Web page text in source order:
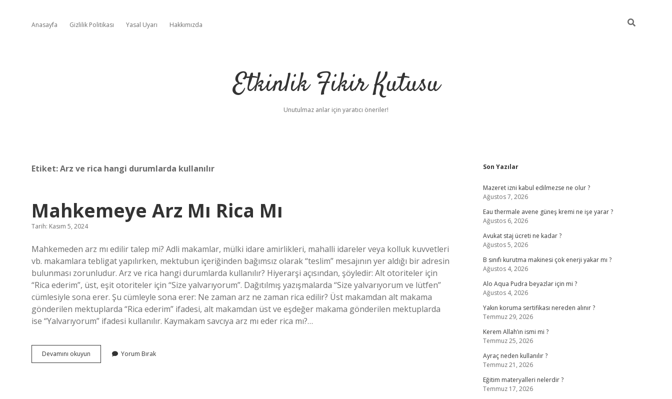
Anasayfa Gizlilik Politikası Yasal Uyarı Hakkımızda
Etkinlik Fikir Kutusu
Unutulmaz anlar için yaratıcı öneriler!
Etiket:Arz ve rica hangi durumlarda kullanılır
Mahkemeye Arz Mı Rica Mı
Tarih: Kasım 5, 2024
Mahkemeden arz mı edilir talep mi? Adli makamlar, mülki idare amirlikleri, mahalli idareler veya kolluk kuvvetleri
vb. makamlara tebligat yapılırken, mektubun içeriğinden bağımsız olarak “teslim” mesajının yer aldığı bir adresin
bulunması zorunludur. Arz ve rica hangi durumlarda kullanılır? Hiyerarşi açısından, şöyledir: Alt otoriteler için
“Rica ederim”, üst, eşit otoriteler için “Size yalvarıyorum”. Dağıtılmış yazışmalarda “Size yalvarıyorum ve lütfen”
cümlesiyle sona erer. Şu cümleyle sona erer: Ne zaman arz ne zaman rica edilir? Üst makamdan alt makama
gönderilen mektuplarda “Rica ederim” ifadesi, alt makamdan üst ve eşdeğer makama gönderilen mektuplarda
ise “Yalvarıyorum” ifadesi kullanılır. Kaymakam savcıya arz mı eder rica mı?…
Devamını okuyun Mahkemeye
Arz
Yorum Bırak
Sidebar
Son Yazılar
Mazeret izni kabul edilmezse ne olur ?
Ağustos 7, 2026
Eau thermale avene güneş kremi ne işe yarar ?
Ağustos 6, 2026
Avukat staj ücreti ne kadar ?
Ağustos 5, 2026
B sınıfı kurutma makinesi çok enerji yakar mı ?
Ağustos 4, 2026
Alo Aqua Pudra beyazlar için mi ?
Ağustos 4, 2026
Yakın koruma sertifikası nereden alınır ?
Temmuz 29, 2026
Kerem Allah’ın ismi mi ?
Temmuz 25, 2026
Ayraç neden kullanılır ?
Temmuz 21, 2026
Eğitim materyalleri nelerdir ?
Temmuz 17, 2026